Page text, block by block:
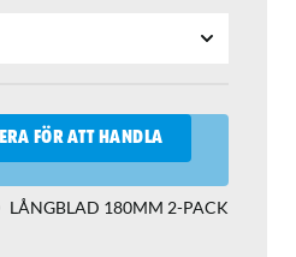
FÖR ATT HANDLA
LÄGG I VARUKORGEN
LÅNGBLAD 180MM 2-PACK